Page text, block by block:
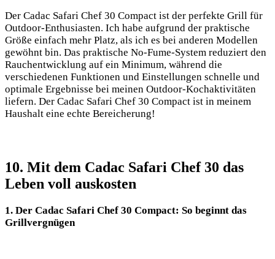
Der Cadac Safari Chef 30 Compact ⁣ist der ‍perfekte‌ Grill für
Outdoor-Enthusiasten. Ich ​habe aufgrund der praktische
Größe einfach mehr Platz, als ich es bei anderen Modellen
gewöhnt bin. Das praktische No-Fume-System ‌reduziert den
Rauchentwicklung ⁣auf ein Minimum, während die
⁤verschiedenen Funktionen und Einstellungen ⁢schnelle und
optimale⁣ Ergebnisse bei ⁣meinen Outdoor-Kochaktivitäten
⁤liefern. Der Cadac Safari Chef ‍30 Compact ist in meinem
Haushalt eine echte Bereicherung!
10. Mit dem Cadac Safari Chef 30 das
Leben voll ​auskosten
1. Der Cadac Safari Chef 30⁣ Compact: So beginnt das
Grillvergnügen